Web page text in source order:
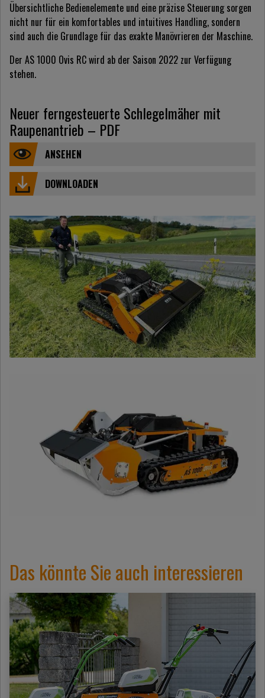
Übersichtliche Bedienelemente und eine präzise Steuerung sorgen
nicht nur für ein komfortables und intuitives Handling, sondern
sind auch die Grundlage für das exakte Manövrieren der Maschine.
Der AS 1000 Ovis RC wird ab der Saison 2022 zur Verfügung
stehen.
Neuer ferngesteuerte Schlegelmäher mit
Raupenantrieb – PDF
ANSEHEN
DOWNLOADEN
Das könnte Sie auch interessieren